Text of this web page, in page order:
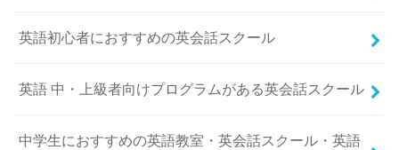
英語初心者におすすめの英会話スクール
英語 中・上級者向けプログラムがある英会話スクール
中学生におすすめの英語教室・英会話スクール・英語